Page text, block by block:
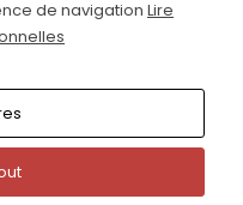
about cookies and
them.
de navigation Lire